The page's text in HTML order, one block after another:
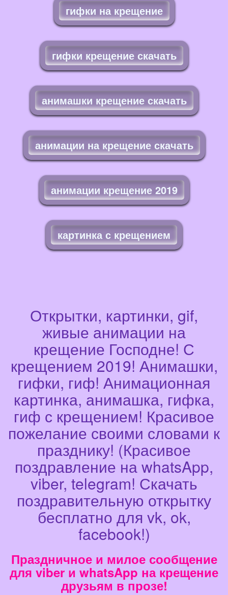
гифки на крещение
гифки крещение скачать
анимашки крещение скачать
анимации на крещение скачать
анимации крещение 2019
картинка с крещением
Открытки, картинки, gif,
живые анимации на
крещение Господне! С
крещением 2019! Анимашки,
гифки, гиф! Анимационная
картинка, анимашка, гифка,
гиф с крещением! Красивое
пожелание своими словами к
празднику! (Красивое
поздравление на whatsApp,
viber, telegram! Скачать
поздравительную открытку
бесплатно для vk, ok,
facebook!)
Праздничное и милое сообщение
для viber и whatsApp на крещение
друзьям в прозе!